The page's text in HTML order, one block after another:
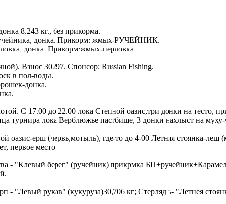
8.243 кг., без прикорма.
донка. Прикорм: жмых-РУЧЕЙНИК.
донка. Прикорм:жмых-перловка.
Взнос 30297. Спонсор: Russian Fishing.
в пол-воды.
донка.
С 17.00 до 22.00 лока Степной оазис,три донки на тесто,
турнира лока Верблюжье пастбище, 3 донки нахлыст на муху-
оазис-ерш (червь,мотыль), где-то до 4-00 Летняя стоянка-лещ
первое место.
- "Клевый берег" (ручейник) прикрмка
- "Левый рукав" (кукуруза)30,706 кг; Стерляд ь- "Летнея